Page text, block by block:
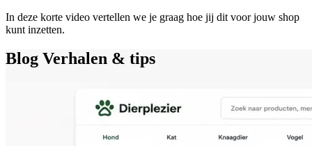
In deze korte video vertellen we je graag hoe jij dit voor jouw shop
kunt inzetten.
Blog Verhalen & tips